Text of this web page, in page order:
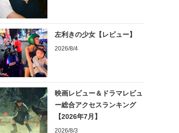
左利きの少女【レビュー】
2026/8/4
映画レビュー＆ドラマレビュ
ー総合アクセスランキング
【2026年7月】
2026/8/3